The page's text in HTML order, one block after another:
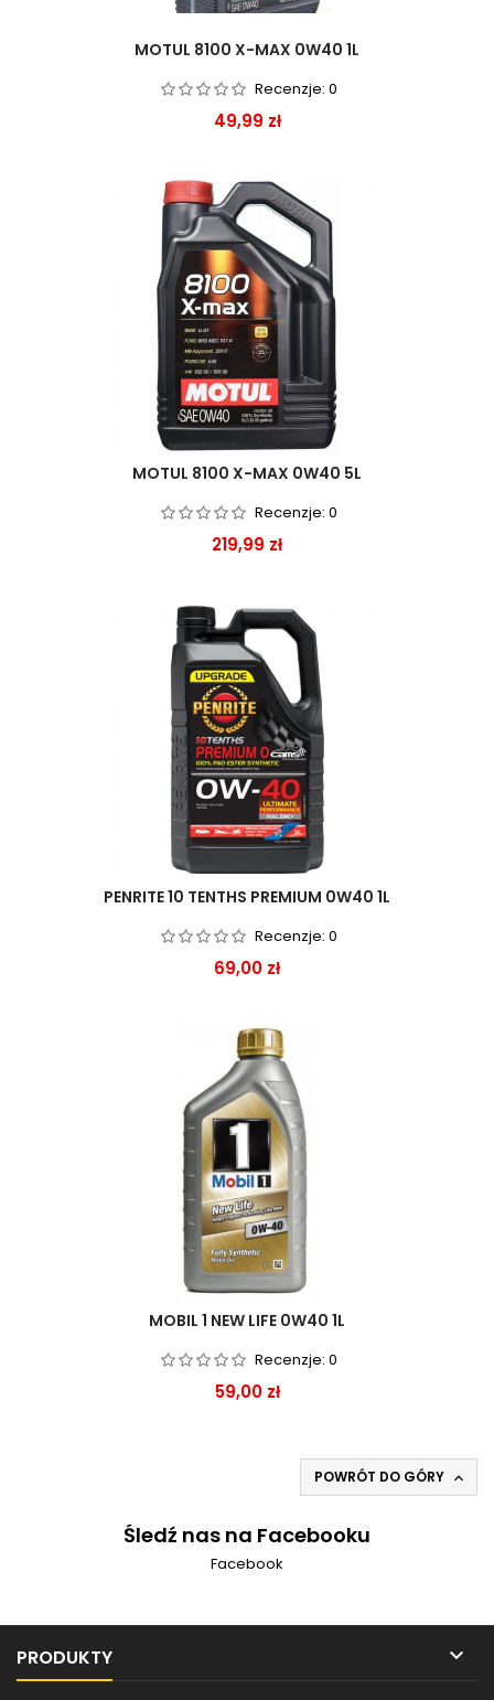
MOTUL 8100 X-MAX 0W40 1L
Recenzje: 0
Cena
49,99 zł
MOTUL 8100 X-MAX 0W40 5L
Recenzje: 0
Cena
219,99 zł
PENRITE 10 TENTHS PREMIUM 0W40 1L
Recenzje: 0
Cena
69,00 zł
MOBIL 1 NEW LIFE 0W40 1L
Recenzje: 0
Cena
59,00 zł
POWRÓT DO GÓRY 
Śledź nas na Facebooku
Facebook
PRODUKTY 